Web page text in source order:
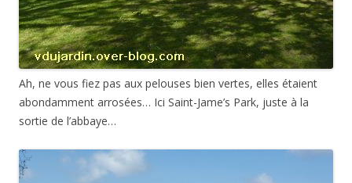
Ah, ne vous fiez pas aux pelouses bien vertes, elles étaient
abondamment arrosées… Ici Saint-Jame’s Park, juste à la
sortie de l’abbaye…